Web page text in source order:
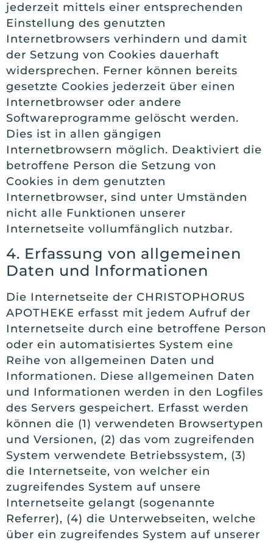
jederzeit mittels einer entsprechenden
Einstellung des genutzten
Internetbrowsers verhindern und damit
der Setzung von Cookies dauerhaft
widersprechen. Ferner können bereits
gesetzte Cookies jederzeit über einen
Internetbrowser oder andere
Softwareprogramme gelöscht werden.
Dies ist in allen gängigen
Internetbrowsern möglich. Deaktiviert die
betroffene Person die Setzung von
Cookies in dem genutzten
Internetbrowser, sind unter Umständen
nicht alle Funktionen unserer
Internetseite vollumfänglich nutzbar.
4. Erfassung von allgemeinen
Daten und Informationen
Die Internetseite der CHRISTOPHORUS
APOTHEKE erfasst mit jedem Aufruf der
Internetseite durch eine betroffene Person
oder ein automatisiertes System eine
Reihe von allgemeinen Daten und
Informationen. Diese allgemeinen Daten
und Informationen werden in den Logfiles
des Servers gespeichert. Erfasst werden
können die (1) verwendeten Browsertypen
und Versionen, (2) das vom zugreifenden
System verwendete Betriebssystem, (3)
die Internetseite, von welcher ein
zugreifendes System auf unsere
Internetseite gelangt (sogenannte
Referrer), (4) die Unterwebseiten, welche
über ein zugreifendes System auf unserer